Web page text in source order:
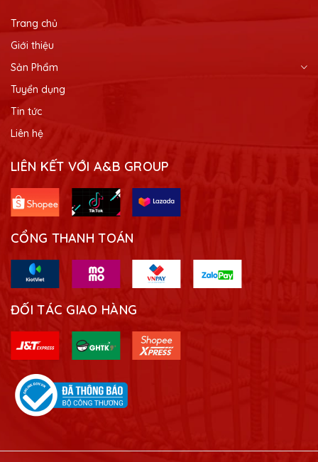
Trang chủ
Giới thiệu
Sản Phẩm
Tuyển dụng
Tin tức
Liên hệ
LIÊN KẾT VỚI A&B GROUP
CỔNG THANH TOÁN
ĐỐI TÁC GIAO HÀNG